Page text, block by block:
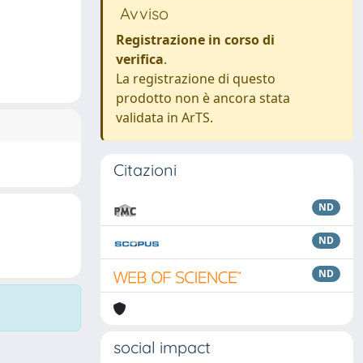
Avviso
Registrazione in corso di
verifica.
La registrazione di questo
prodotto non è ancora stata
validata in ArTS.
Citazioni
ND
ND
ND
social impact